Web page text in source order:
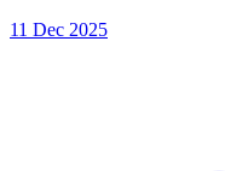
11 Dec 2025